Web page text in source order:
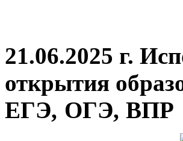
21.06.2025 г.
открытия
ЕГЭ, ОГЭ, ВПР